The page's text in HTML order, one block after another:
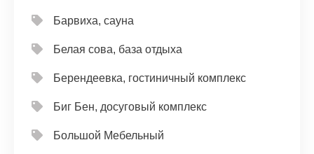
Барвиха, сауна
Белая сова, база отдыха
Берендеевка, гостиничный комплекс
Биг Бен, досуговый комплекс
Большой Мебельный